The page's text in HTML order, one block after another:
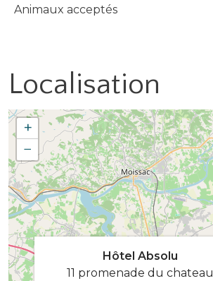
Animaux acceptés
Localisation
+
−
Hôtel Absolu
11 promenade du chateau